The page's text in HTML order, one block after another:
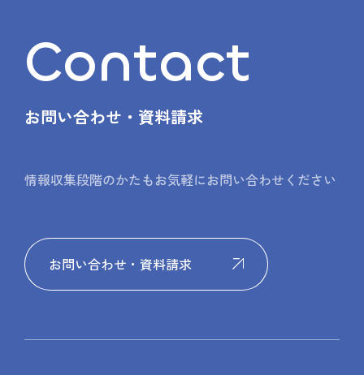
Contact
お問い合わせ・資料請求
情報収集段階のかたもお気軽にお問い合わせください
お問い合わせ・資料請求